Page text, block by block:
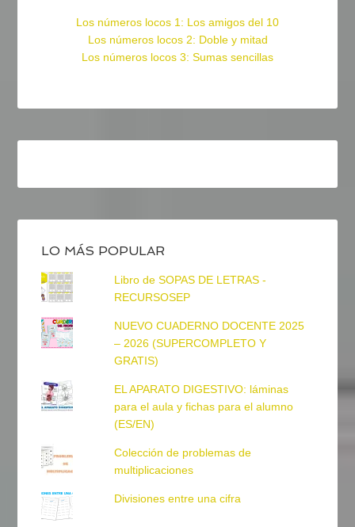
Los números locos 1: Los amigos del 10
Los números locos 2: Doble y mitad
Los números locos 3: Sumas sencillas
LO MÁS POPULAR
Libro de SOPAS DE LETRAS -
RECURSOSEP
NUEVO CUADERNO DOCENTE 2025
– 2026 (SUPERCOMPLETO Y
GRATIS)
EL APARATO DIGESTIVO: láminas
para el aula y fichas para el alumno
(ES/EN)
Colección de problemas de
multiplicaciones
Divisiones entre una cifra